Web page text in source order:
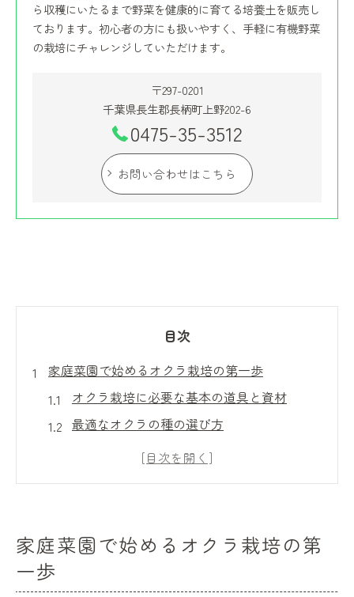
ら収穫にいたるまで野菜を健康的に育てる培養土を販売し
ております。初心者の方にも扱いやすく、手軽に有機野菜
の栽培にチャレンジしていただけます。
〒297-0201
千葉県長生郡長柄町上野202-6
0475-35-3512
お問い合わせはこちら
目次
家庭菜園で始めるオクラ栽培の第一歩
オクラ栽培に必要な基本の道具と資材
最適なオクラの種の選び方
オクラの種まき時期と理想の環境
家庭菜園でのオクラ栽培の基礎知識
オクラ栽培の魅力：家庭菜園初心者でも楽しめ
る理由
家庭菜園で始めるオクラ栽培の第
一歩